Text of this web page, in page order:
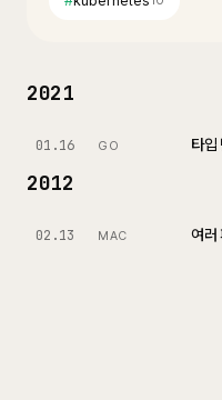
2021
01.16 GO 타
2012
02.13 MAC 여러